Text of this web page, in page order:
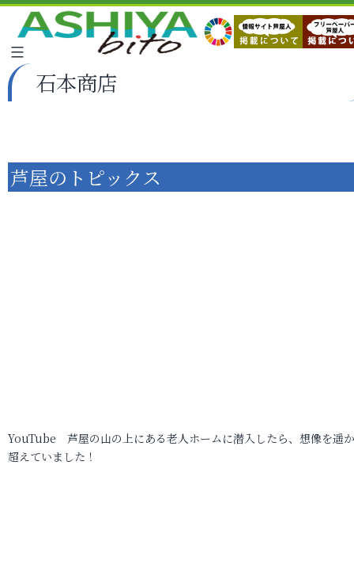
石本商店
芦屋のトピックス
YouTube 芦屋の山の上にある老人ホームに潜入したら、想像を遥
超えていました！